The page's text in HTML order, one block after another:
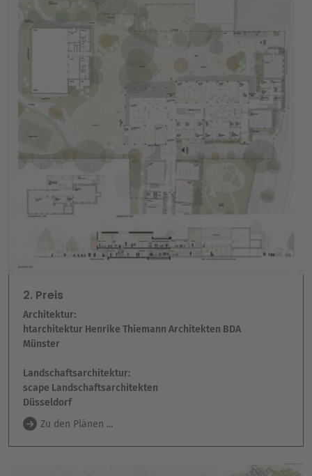
2. Preis
Architektur:
htarchitektur Henrike Thiemann Architekten BDA
Münster
Landschaftsarchitektur:
scape Landschaftsarchitekten
Düsseldorf
Zu den Plänen ...